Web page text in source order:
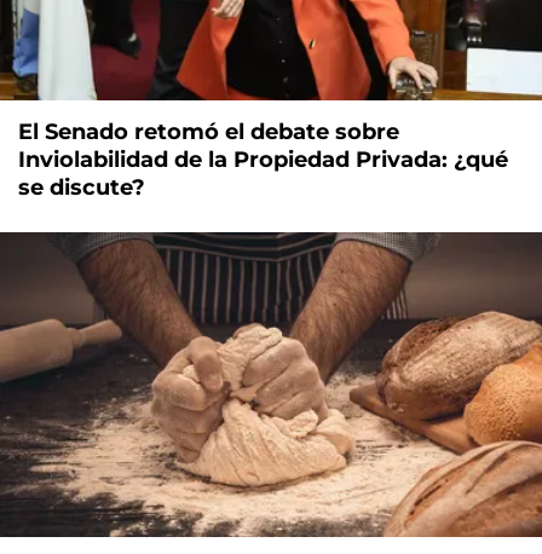
El Senado retomó el debate sobre
Inviolabilidad de la Propiedad Privada: ¿qué
se discute?